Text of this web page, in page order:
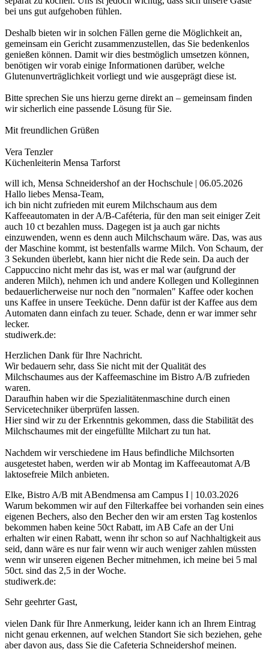
bei uns gut aufgehoben fühlen.
Deshalb bieten wir in solchen Fällen gerne die Möglichkeit an,
gemeinsam ein Gericht zusammenzustellen, das Sie bedenkenlos
genießen können. Damit wir dies bestmöglich umsetzen können,
benötigen wir vorab einige Informationen darüber, welche
Glutenunverträglichkeit vorliegt und wie ausgeprägt diese ist.
Bitte sprechen Sie uns hierzu gerne direkt an – gemeinsam finden
wir sicherlich eine passende Lösung für Sie.
Mit freundlichen Grüßen
Vera Tenzler
Küchenleiterin Mensa Tarforst
will ich, Mensa Schneidershof an der Hochschule | 06.05.2026
Hallo liebes Mensa-Team,
ich bin nicht zufrieden mit eurem Milchschaum aus dem
Kaffeeautomaten in der A/B-Caféteria, für den man seit einiger Zeit
auch 10 ct bezahlen muss. Dagegen ist ja auch gar nichts
einzuwenden, wenn es denn auch Milchschaum wäre. Das, was aus
der Maschine kommt, ist bestenfalls warme Milch. Von Schaum, der
3 Sekunden überlebt, kann hier nicht die Rede sein. Da auch der
Cappuccino nicht mehr das ist, was er mal war (aufgrund der
anderen Milch), nehmen ich und andere Kollegen und Kolleginnen
bedauerlicherweise nur noch den "normalen" Kaffee oder kochen
uns Kaffee in unsere Teeküche. Denn dafür ist der Kaffee aus dem
Automaten dann einfach zu teuer. Schade, denn er war immer sehr
lecker.
studiwerk.de:
Herzlichen Dank für Ihre Nachricht.
Wir bedauern sehr, dass Sie nicht mit der Qualität des
Milchschaumes aus der Kaffeemaschine im Bistro A/B zufrieden
waren.
Daraufhin haben wir die Spezialitätenmaschine durch einen
Servicetechniker überprüfen lassen.
Hier sind wir zu der Erkenntnis gekommen, dass die Stabilität des
Milchschaumes mit der eingefüllte Milchart zu tun hat.
Nachdem wir verschiedene im Haus befindliche Milchsorten
ausgetestet haben, werden wir ab Montag im Kaffeeautomat A/B
laktosefreie Milch anbieten.
Elke, Bistro A/B mit ABendmensa am Campus I | 10.03.2026
Warum bekommen wir auf den Filterkaffee bei vorhanden sein eines
eigenen Bechers, also den Becher den wir am ersten Tag kostenlos
bekommen haben keine 50ct Rabatt, im AB Cafe an der Uni
erhalten wir einen Rabatt, wenn ihr schon so auf Nachhaltigkeit aus
seid, dann wäre es nur fair wenn wir auch weniger zahlen müssten
wenn wir unseren eigenen Becher mitnehmen, ich meine bei 5 mal
50ct. sind das 2,5 in der Woche.
studiwerk.de:
Sehr geehrter Gast,
vielen Dank für Ihre Anmerkung, leider kann ich an Ihrem Eintrag
nicht genau erkennen, auf welchen Standort Sie sich beziehen, gehe
aber davon aus, dass Sie die Cafeteria Schneidershof meinen.